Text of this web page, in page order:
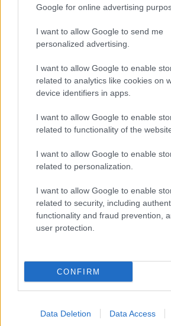
Google for online advertising
I want to allow Google to send me
personalized advertising.
I want to allow Google to enable
related to analytics like cookies on
device identifiers in apps.
I want to allow Google to enable
related to functionality of the
I want to allow Google to enable
related to personalization.
I want to allow Google to enable
related to security, including
functionality and fraud prevention,
user protection.
CONFIRM
Data Deletion Data Access
Harmatgyenge Kósa
hazudik
Mr Flynn Rider• 2018. március 14.
Kósa Lajos még szabadlábon,
állítja: ő is csalás áldozata. A
ellene szólnak. Egyre inkább úgy
Lajos tagja volt egy pénzmosásra